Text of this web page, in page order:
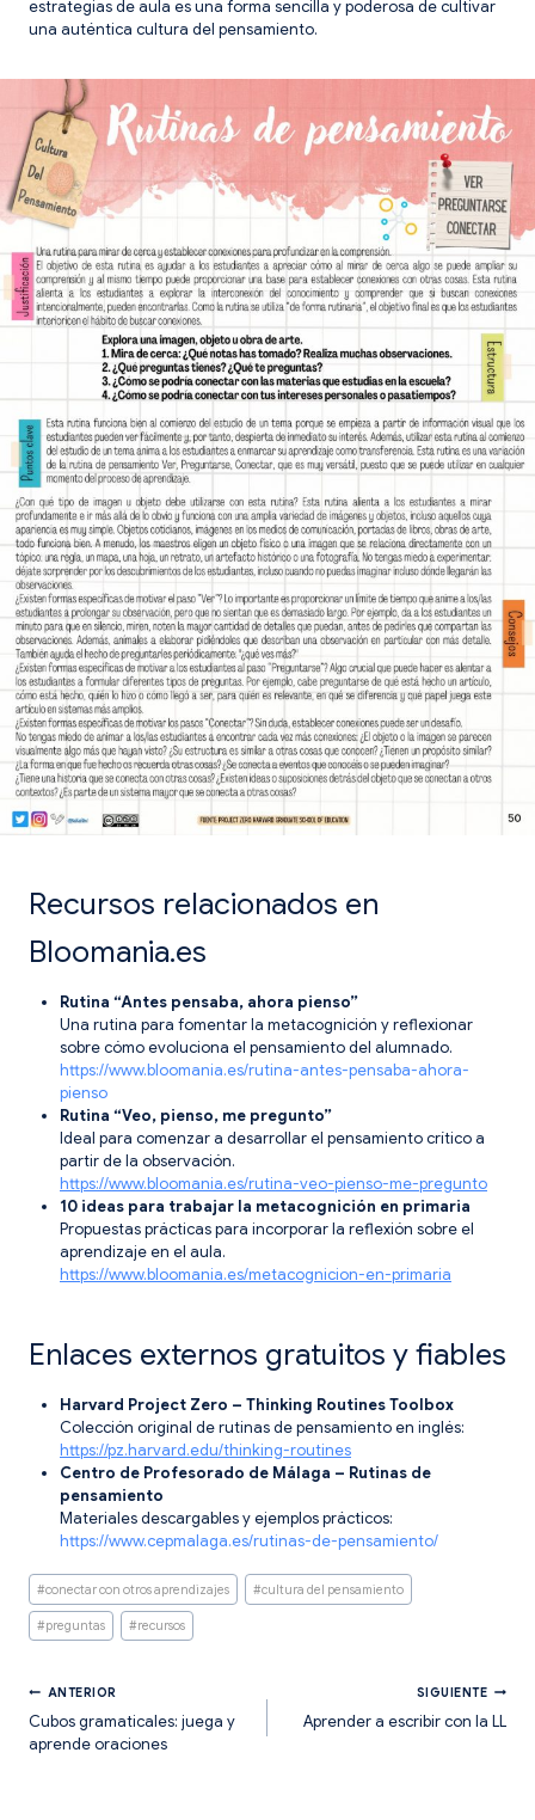
estrategias de aula es una forma sencilla y poderosa de cultivar
una auténtica cultura del pensamiento.
Recursos relacionados en
Bloomania.es
Rutina “Antes pensaba, ahora pienso”
Una rutina para fomentar la metacognición y reflexionar
sobre cómo evoluciona el pensamiento del alumnado.
https://www.bloomania.es/rutina-antes-pensaba-ahora-
pienso
Rutina “Veo, pienso, me pregunto”
Ideal para comenzar a desarrollar el pensamiento crítico a
partir de la observación.
https://www.bloomania.es/rutina-veo-pienso-me-pregunto
10 ideas para trabajar la metacognición en primaria
Propuestas prácticas para incorporar la reflexión sobre el
aprendizaje en el aula.
https://www.bloomania.es/metacognicion-en-primaria
Enlaces externos gratuitos y fiables
Harvard Project Zero – Thinking Routines Toolbox
Colección original de rutinas de pensamiento en inglés:
https://pz.harvard.edu/thinking-routines
Centro de Profesorado de Málaga – Rutinas de
pensamiento
Materiales descargables y ejemplos prácticos:
https://www.cepmalaga.es/rutinas-de-pensamiento/
Etiquetas
de
la
entrada:
#conectar con otros aprendizajes #cultura del pensamiento
#preguntas #recursos
Navegación
de
ANTERIOR
Cubos gramaticales: juega y
aprende oraciones
SIGUIENTE
Aprender a escribir con la LL